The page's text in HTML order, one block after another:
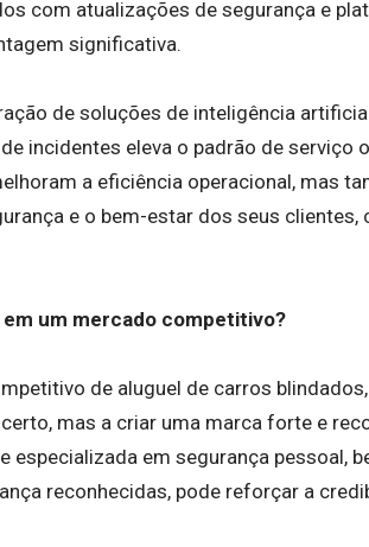
com atualizações de segurança e
significativa.
de soluções de inteligência
incidentes eleva o padrão de serviço
a eficiência operacional, mas
e o bem-estar dos seus
um mercado competitivo?
de aluguel de carros
mas a criar uma marca forte e
especializada em segurança pessoal,
reconhecidas, pode reforçar a